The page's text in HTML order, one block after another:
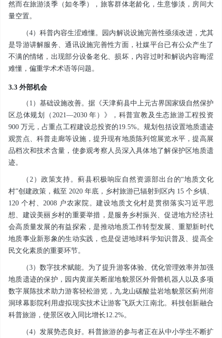
然而在旅游淡季（如冬季），旅客群体老龄化，生意惨淡，房间大
量空置。
（4）科普内容生涩难懂。园内解说设施完善性亟须改进，尤其
是导游讲解服务、通讯设施完善性方面，社媒平台已有公众产生了
不满的情绪，出现部分设备老化、损坏，内容过时和解说内容晦涩
难懂，偏重学术术语等问题。
3.3 外部机会
（1）基础设施改善。据《天津蓟县中上元古界国家级自然保护
区总体规划（2021—2030 年）》，科普宣教及生态旅游工程投资
900 万元，占重点工程建设总投资的19.5%。规划包括设置地质遗迹
观赏点、科普走廊等设施，提升现有地质陈列馆展览水平，提高展
品档次和技术含量，使参观考察人员深入具体地了解保护区地质遗
迹。
（2）政策支持。蓟县积极响应自然资源部出台的“地质文化
村”创建政策，截至 2020 年底，乡村旅游已辐射到区内 15 个乡镇、
120 个村、2008 户农家院。建设地质文化村是贯彻落实习近平思
想、建设美丽乡村的重要举措，是服务乡村振兴、促进地方经济社
会高质量发展的有益探索，是推动地质工作转型发展、重塑新时代
地质事业新形象的生动实践，也是促进地球科学知识普及、提高全
民文化素质的重要环节。
（3）数字技术赋能。为了提升游客体验、优化管理效率并加强
地质遗迹的保护，园内黄崖关断崖地貌景区外骨骼机器人以及多项
数字展陈技术助力游客轻松游览，九龙山碳酸盐岩地貌景区蓟州溶
洞球幕影院利用虚拟现实技术让游客飞跃大江南北。科技创新融合
科普旅游，使景区收入同比增长12.2%。
（4）发展势态良好。科普旅游的参与者正在从中小学生不断扩